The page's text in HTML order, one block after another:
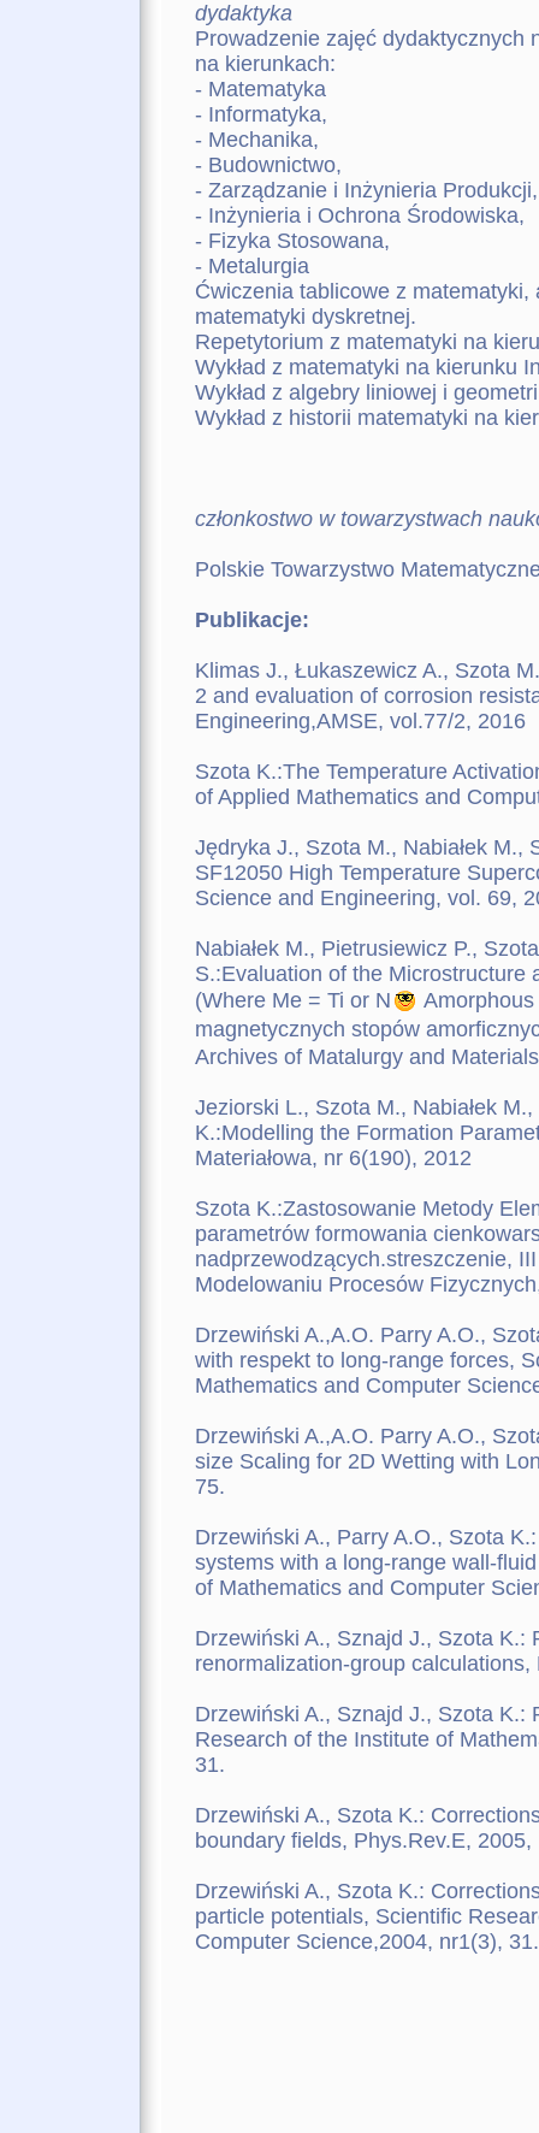
dydaktyka
Prowadzenie zajęć dydaktycznych
na kierunkach:
- Matematyka
- Informatyka,
- Mechanika,
- Budownictwo,
- Zarządzanie i Inżynieria Produkcji,
- Inżynieria i Ochrona Środowiska,
- Fizyka Stosowana,
- Metalurgia
Ćwiczenia tablicowe z
matematyki dyskretnej.
Repetytorium z matematyki na
Wykład z matematyki na kierunku
Wykład z algebry liniowej i
Wykład z historii matematyki na
członkostwo w towarzystwach
Polskie Towarzystwo
Publikacje:
Klimas J., Łukaszewicz A., Szota
2 and evaluation of corrosion
Engineering,AMSE, vol.77/2, 2016
Szota K.:The Temperature
of Applied Mathematics and
Jędryka J., Szota M., Nabiałek M.,
SF12050 High Temperature
Science and Engineering, vol. 69,
Nabiałek M., Pietrusiewicz P.,
S.:Evaluation of the Microstructure
(Where Me = Ti or N
Amorphous
magnetycznych stopów
Archives of Matalurgy and
Jeziorski L., Szota M., Nabiałek
K.:Modelling the Formation
Materiałowa, nr 6(190), 2012
Szota K.:Zastosowanie Metody
parametrów formowania
nadprzewodzących.streszczenie,
Modelowaniu Procesów
Drzewiński A.,A.O. Parry A.O.,
with respekt to long-range forces,
Mathematics and Computer
Drzewiński A.,A.O. Parry A.O.,
size Scaling for 2D Wetting with
75.
Drzewiński A., Parry A.O., Szota
systems with a long-range wall-
of Mathematics and Computer
Drzewiński A., Sznajd J., Szota
renormalization-group
Drzewiński A., Sznajd J., Szota K.:
Research of the Institute of
31.
Drzewiński A., Szota K.:
boundary fields, Phys.Rev.E, 2005,
Drzewiński A., Szota K.:
particle potentials, Scientific
Computer Science,2004, nr1(3), 31.